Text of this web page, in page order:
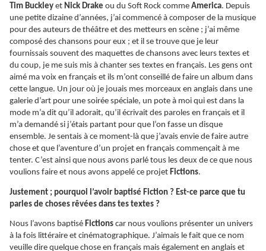
Tim Buckley et Nick Drake ou du Soft Rock comme America. Depuis
une petite dizaine d’années, j’ai commencé à composer de la musique
pour des auteurs de théâtre et des metteurs en scène ; j’ai même
composé des chansons pour eux ; et il se trouve que je leur
fournissais souvent des maquettes de chansons avec leurs textes et
du coup, je me suis mis à chanter ses textes en français. Les gens ont
aimé ma voix en français et ils m’ont conseillé de faire un album dans
cette langue. Un jour où je jouais mes morceaux en anglais dans une
galerie d’art pour une soirée spéciale, un pote à moi qui est dans la
mode m’a dit qu’il adorait, qu’il écrivait des paroles en français et il
m’a demandé si j’étais partant pour que l’on fasse un disque
ensemble. Je sentais à ce moment-là que j’avais envie de faire autre
chose et que l’aventure d’un projet en français commençait à me
tenter. C’est ainsi que nous avons parlé tous les deux de ce que nous
voulions faire et nous avons appelé ce projet Fictions.
Justement ; pourquoi l’avoir baptisé Fiction ? Est-ce parce que tu
parles de choses rêvées dans tes textes ?
Nous l’avons baptisé Fictions car nous voulions présenter un univers
à la fois littéraire et cinématographique. J’aimais le fait que ce nom
veuille dire quelque chose en français mais également en anglais et